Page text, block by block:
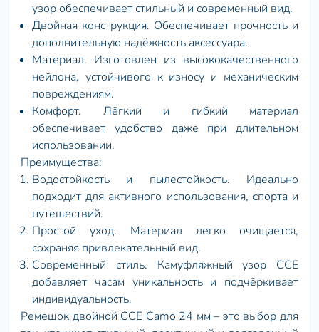
узор обеспечивает стильный и современный вид.
Двойная конструкция. Обеспечивает прочность и
дополнительную надёжность аксессуара.
Материал. Изготовлен из высококачественного
нейлона, устойчивого к износу и механическим
повреждениям.
Комфорт. Лёгкий и гибкий материал
обеспечивает удобство даже при длительном
использовании.
Преимущества:
Водостойкость и пылестойкость. Идеально
подходит для активного использования, спорта и
путешествий.
Простой уход. Материал легко очищается,
сохраняя привлекательный вид.
Современный стиль. Камуфляжный узор CCE
добавляет часам уникальность и подчёркивает
индивидуальность.
Ремешок двойной CCE Camo 24 мм – это выбор для